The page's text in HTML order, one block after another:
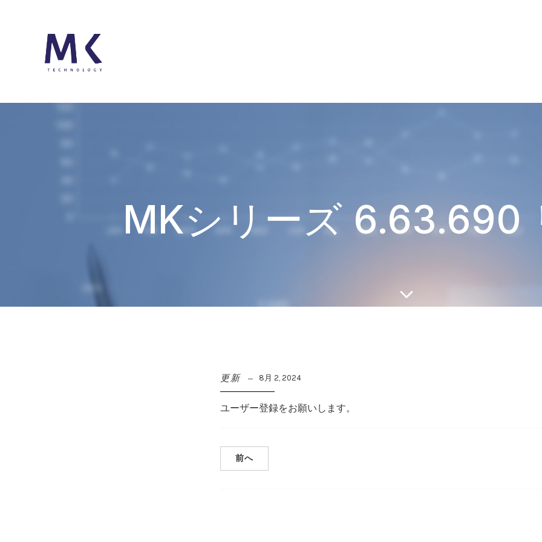
MKシリーズ 6.63.690
更新 8月 2, 2024
ユーザー登録をお願いします。
前へ